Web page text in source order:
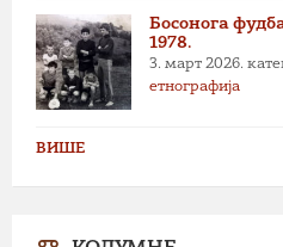
Босонога
1978.
3. март 2026.
етнографија
ВИШЕ